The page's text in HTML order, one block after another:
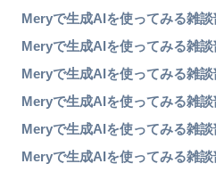
Meryで生成AIを使ってみる雑談
Meryで生成AIを使ってみる雑談
Meryで生成AIを使ってみる雑談
Meryで生成AIを使ってみる雑談
Meryで生成AIを使ってみる雑談
Meryで生成AIを使ってみる雑談